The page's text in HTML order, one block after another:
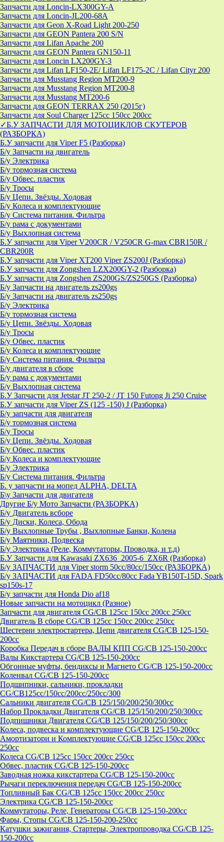
Запчасти для Loncin-LX300GY-A
Запчасти для Loncin-JL200-68A
Запчасти для Geon X-Road Light 200-250
Запчасти для GEON Pantera 200 S/N
Запчасти для Lifan Apache 200
Запчасти для GEON Pantera GN150-11
Запчасти для Loncin LX200GY-3
Запчасти для Lifan LF150-2E/ Lifan LF175-2C / Lifan Cityr 200
Запчасти для Musstang Region MT200-9
Запчасти для Musstang Region MT200-8
Запчасти для Musstang MT200-6
Запчасти для GEON TERRAX 250 (2015г)
Запчасти для Soul Charger 125сс 150cc 200сс
✓Б.У ЗАПЧАСТИ ДЛЯ МОТОЦИКЛОВ СКУТЕРОВ
(РАЗБОРКА)
Б.У запчасти для Viper F5 (Разборка)
Б/у Запчасти на двигатель
Б/у Электрика
Б/у тормозная система
Б/у Обвес. пластик
Б/у Тросы
Б/у Цепи. Звёзды. Ходовая
Б/у Колеса и комплектующие
Б/у Система питания. Фильтра
Б/у рама с документами
Б/у Выхлопная система
Б.У запчасти для Viper V200CR / V250CR G-max CBR150R /
CBR200R
Б.У запчасти для Viper XT200 Viper ZS200J (Разборка)
Б.У запчасти для Zongshen LZX200GY-2 (Разборка)
Б.У запчасти для Zongshen ZS200GS/ZS250GS (Разборка)
Б/у Запчасти на двигатель zs200gs
Б/у Запчасти на двигатель zs250gs
Б/у Электрика
Б/у тормозная система
Б/у Цепи. Звёзды. Ходовая
Б/у Тросы
Б/у Обвес. пластик
Б/у Колеса и комплектующие
Б/у Система питания. Фильтра
Б/у двигателя в сборе
Б/у рама с документами
Б/у Выхлопная система
Б.У Запчасти для Jetstar JT 250-2 / JT 150 Futong Ji 250 Cruise
Б.У запчасти для Viper ZS (125 -150) J (Разборка)
Б/у запчасти для двигателя
Б/у тормозная система
Б/у Тросы
Б/у Цепи. Звёзды. Ходовая
Б/у Обвес. пластик
Б/у Колеса и комплектующие
Б/у Электрика
Б/у Система питания. Фильтра
Б. у запчасти на мопед ALPHA, DELTA
Б\у Запчасти для двигателя
Другие Б/у Мото Запчасти (РАЗБОРКА)
Б/у Двигатель всборе
Б/у Диски, Колеса, Обода
Б/у Выхлопные Трубы , Выхлопные Банки, Колена
Б/у Маятники, Подвеска
Б/у Электрика (Реле, Коммутаторы, Проводка, и т.д)
Б.У Запчасти для Kawasaki ZX636_2005-6_ZX6R (Разборка)
Б/у ЗАПЧАСТИ для Viper storm 50cc/80cc/150cc (РАЗБОРКА)
Б/у ЗАПЧАСТИ для FADA FD50cc/80cc Fada YB150T-15D, Spark
sp150s-17
Б/у запчасти для Honda Dio af18
Новые запчасти на мотоцикл (Разное)
Запчасти для двигателя CG/CB 125cc 150cc 200cc 250cc
Двигатель В сборе CG/CB 125cc 150cc 200cc 250cc
Шестерни электростартера, Цепи двигателя CG/CB 125-150-
200cc
Коробка Передач в сборе ВАЛЫ КПП CG/CB 125-150-200cc
Валы Кикстартера CG/CB 125-150-200cc
Обгонные муфты, бендиксы и Магнето CG/CB 125-150-200cc
Коленвал CG/CB 125-150-200cc
Подшипники, сальники, прокладки
CG/CB125сс/150cc/200cc/250cc/300
Сальники двигателя CG/CB 125/150/200/250/300cc
Набор Прокладки Двигателя CG/CB 125/150/200/250/300cc
Подпишники Двигателя CG/CB 125/150/200/250/300cc
Колеса, подвеска и комплектующие CG/CB 125-150-200cc
Амортизатори и Комплектующие CG/CB 125cc 150cc 200cc
250cc
Колеса CG/CB 125cc 150cc 200cc 250cc
Обвес, пластик CG/CB 125-150-200cc
Заводная ножка кикстартера CG/CB 125-150-200cc
Рычаги переключения передач CG/CB 125-150-200cc
Топливный Бак CG/CB 125cc 150cc 200cc 250cc
Электрика CG/CB 125-150-200cc
Коммутаторы, Реле, Генераторы CG/CB 125-150-200cc
Фары, Стопы CG/CB 125-150-200-250cc
Катушки зажигания, Стартеры, Электропроводка CG/CB 125-
150-200cc